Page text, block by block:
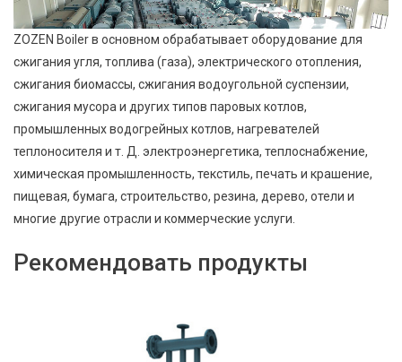
ZOZEN Boiler в основном обрабатывает оборудование для
сжигания угля, топлива (газа), электрического отопления,
сжигания биомассы, сжигания водоугольной суспензии,
сжигания мусора и других типов паровых котлов,
промышленных водогрейных котлов, нагревателей
теплоносителя и т. Д. электроэнергетика, теплоснабжение,
химическая промышленность, текстиль, печать и крашение,
пищевая, бумага, строительство, резина, дерево, отели и
многие другие отрасли и коммерческие услуги.
Рекомендовать продукты